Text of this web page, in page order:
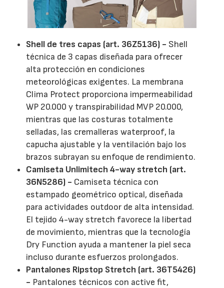
Shell de tres capas (art. 36Z5136) - Shell
técnica de 3 capas diseñada para ofrecer
alta protección en condiciones
meteorológicas exigentes. La membrana
Clima Protect proporciona impermeabilidad
WP 20.000 y transpirabilidad MVP 20.000,
mientras que las costuras totalmente
selladas, las cremalleras waterproof, la
capucha ajustable y la ventilación bajo los
brazos subrayan su enfoque de rendimiento.
Camiseta Unlimitech 4-way stretch (art.
36N5286) - Camiseta técnica con
estampado geométrico optical, diseñada
para actividades outdoor de alta intensidad.
El tejido 4-way stretch favorece la libertad
de movimiento, mientras que la tecnología
Dry Function ayuda a mantener la piel seca
incluso durante esfuerzos prolongados.
Pantalones Ripstop Stretch (art. 36T5426)
- Pantalones técnicos con active fit,